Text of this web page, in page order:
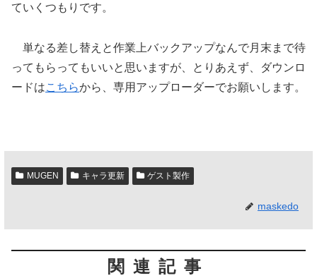
ていくつもりです。
単なる差し替えと作業上バックアップなんで月末まで待
ってもらってもいいと思いますが、とりあえず、ダウンロ
ードはこちらから、専用アップローダーでお願いします。
MUGEN キャラ更新 ゲスト製作
maskedo
関連記事